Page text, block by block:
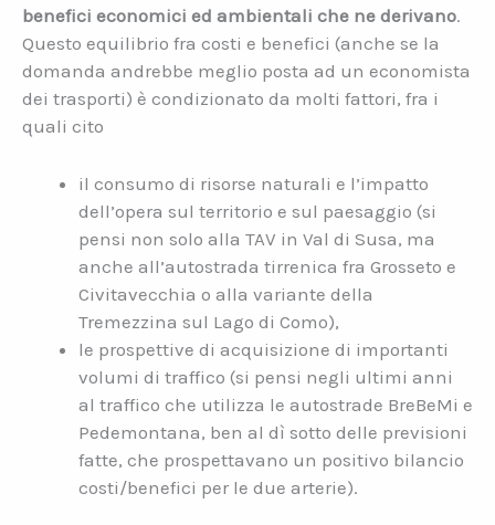
benefici economici ed ambientali che ne derivano.
Questo equilibrio fra costi e benefici (anche se la
domanda andrebbe meglio posta ad un economista
dei trasporti) è condizionato da molti fattori, fra i
quali cito
il consumo di risorse naturali e l’impatto
dell’opera sul territorio e sul paesaggio (si
pensi non solo alla TAV in Val di Susa, ma
anche all’autostrada tirrenica fra Grosseto e
Civitavecchia o alla variante della
Tremezzina sul Lago di Como),
le prospettive di acquisizione di importanti
volumi di traffico (si pensi negli ultimi anni
al traffico che utilizza le autostrade BreBeMi e
Pedemontana, ben al dì sotto delle previsioni
fatte, che prospettavano un positivo bilancio
costi/benefici per le due arterie).